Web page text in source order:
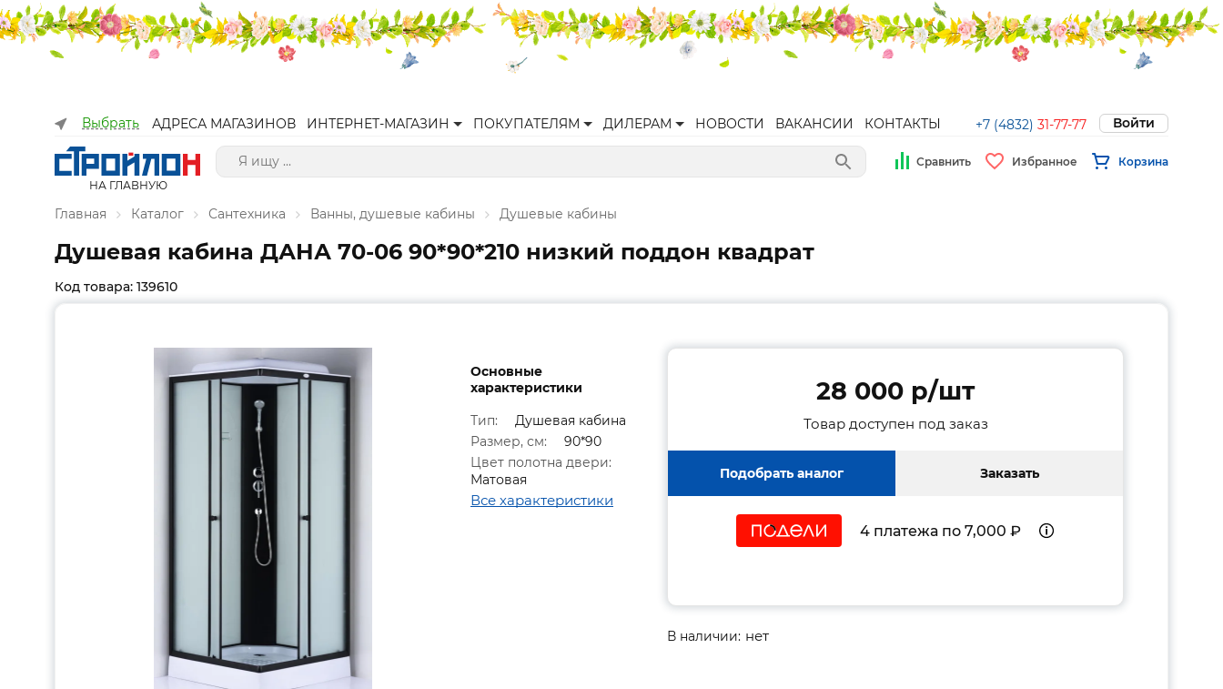
Выбрать АДРЕСА МАГАЗИНОВ ИНТЕРНЕТ-МАГАЗИН ПОКУПАТЕЛЯМ ДИЛЕРАМ НОВОСТИ ВАКАНСИИ КОНТАКТЫ +7 (4832) 31-77-77 Войти
НА ГЛАВНУЮ
Сравнить Избранное Корзина
Главная Каталог Сантехника Ванны, душевые кабины Душевые кабины
Душевая кабина ДАНА 70-06 90*90*210 низкий поддон квадрат
Код товара: 139610
Основные
характеристики
Тип:
Душевая кабина
Размер, см:
90*90
Цвет полотна двери:
Матовая
Все характеристики
28 000 p/шт
Товар доступен под заказ
Подобрать аналог Заказать
4 платежа по 7,000 ₽
В наличии: нет